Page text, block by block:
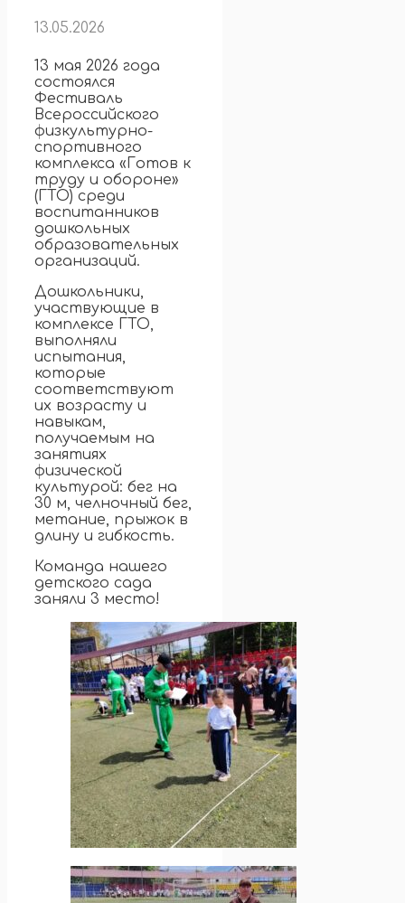
13.05.2026
13 мая 2026 года
состоялся
Фестиваль
Всероссийского
физкультурно-
спортивного
комплекса «Готов к
труду и обороне»
(ГТО) среди
воспитанников
дошкольных
образовательных
организаций.
Дошкольники,
участвующие в
комплексе ГТО,
выполняли
испытания,
которые
соответствуют
их возрасту и
навыкам,
получаемым на
занятиях
физической
культурой: бег на
30 м, челночный бег,
метание, прыжок в
длину и гибкость.
Команда нашего
детского сада
заняли 3 место!